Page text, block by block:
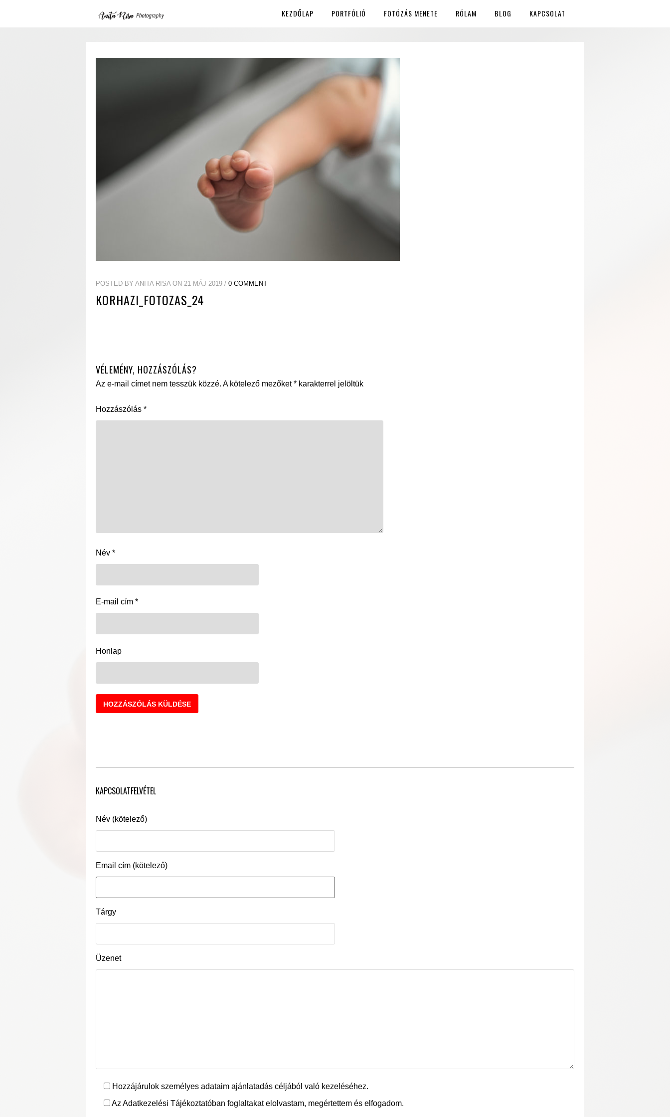
KEZDŐLAP PORTFÓLIÓ FOTÓZÁS MENETE RÓLAM BLOG KAPCSOLAT
POSTED BY ANITA RISA ON 21 MÁJ 2019 / 0 COMMENT
KORHAZI_FOTOZAS_24
VÉLEMÉNY, HOZZÁSZÓLÁS?
Az e-mail címet nem tesszük közzé. A kötelező mezőket* karakterrel jelöltük
Hozzászólás *
Név *
E-mail cím *
Honlap
KAPCSOLATFELVÉTEL
Név (kötelező)
Email cím (kötelező)
Tárgy
Üzenet
Hozzájárulok személyes adataim ajánlatadás céljából való kezeléséhez.
Az Adatkezelési Tájékoztatóban foglaltakat elolvastam, megértettem és elfogadom.